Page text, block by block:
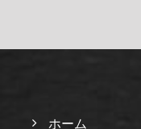
ホーム